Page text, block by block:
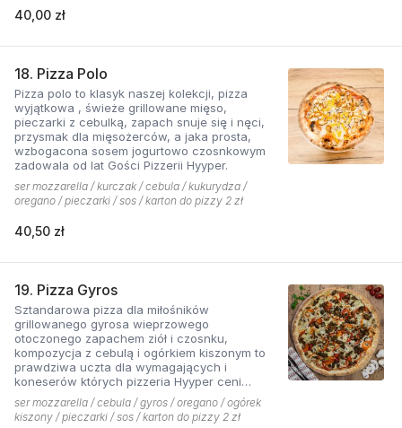
wyjątkowo greckiego charakteru. Jest to pizza
nie boją się poznawać nowych połączeń.
40,00 zł
18. Pizza Polo
Pizza polo to klasyk naszej kolekcji, pizza
wyjątkowa , świeże grillowane mięso,
pieczarki z cebulką, zapach snuje się i nęci,
przysmak dla mięsożerców, a jaka prosta,
wzbogacona sosem jogurtowo czosnkowym
zadowala od lat Gości Pizzerii Hyyper.
ser mozzarella / kurczak / cebula / kukurydza /
oregano / pieczarki / sos / karton do pizzy 2 zł
40,50 zł
19. Pizza Gyros
Sztandarowa pizza dla miłośników
grillowanego gyrosa wieprzowego
otoczonego zapachem ziół i czosnku,
kompozycja z cebulą i ogórkiem kiszonym to
prawdziwa uczta dla wymagających i
koneserów których pizzeria Hyyper ceni
najbardziej. . Chodzą słuchy, że gyros Hyyper
jest najlepszy w mieście
ser mozzarella / cebula / gyros / oregano / ogórek
kiszony / pieczarki / sos / karton do pizzy 2 zł